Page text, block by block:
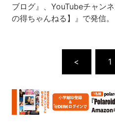
ブログ』、YouTubeチャン
の得ちゃんねる】』で発信。
< 1